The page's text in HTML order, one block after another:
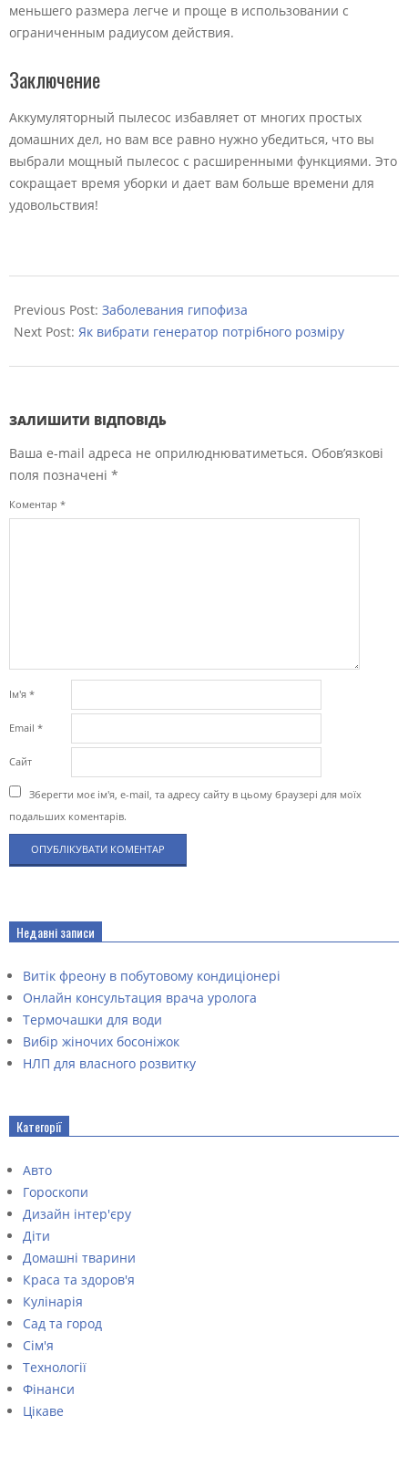
меньшего размера легче и проще в использовании с
ограниченным радиусом действия.
Заключение
Аккумуляторный пылесос избавляет от многих простых
домашних дел, но вам все равно нужно убедиться, что вы
выбрали мощный пылесос с расширенными функциями. Это
сокращает время уборки и дает вам больше времени для
удовольствия!
12-
28
Previous Post: Заболевания гипофиза
Next Post: Як вибрати генератор потрібного розміру
ЗАЛИШИТИ ВІДПОВІДЬ
Ваша e-mail адреса не оприлюднюватиметься. Обов’язкові
поля позначені *
Коментар *
Ім'я *
Email *
Сайт
Зберегти моє ім'я, e-mail, та адресу сайту в цьому браузері для моїх
подальших коментарів.
Недавні записи
Витік фреону в побутовому кондиціонері
Онлайн консультация врача уролога
Термочашки для води
Вибір жіночих босоніжок
НЛП для власного розвитку
Категорії
Авто
Гороскопи
Дизайн інтер'єру
Діти
Домашні тварини
Краса та здоров'я
Кулінарія
Сад та город
Сім'я
Технології
Фінанси
Цікаве